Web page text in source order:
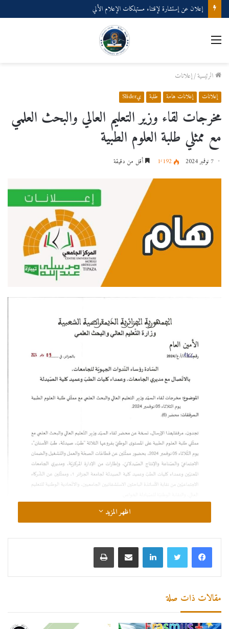
إعلان عن إستشارة لإقتناء مستهلكات الإعلام الألي
القائمة
الرئيسية/إعلانات
إعلانات إعلانات هامة طلبة يSlider
مخرجات لقاء وزير التعليم العالي والبحث العلمي
مع ممثلي طلبة العلوم الطبية
7 نوفمبر 2024 1٬192 أقل من دقيقة
اظهر المزيد
لينكدإن مشاركة عبر البريد طباعة
مقالات ذات صلة